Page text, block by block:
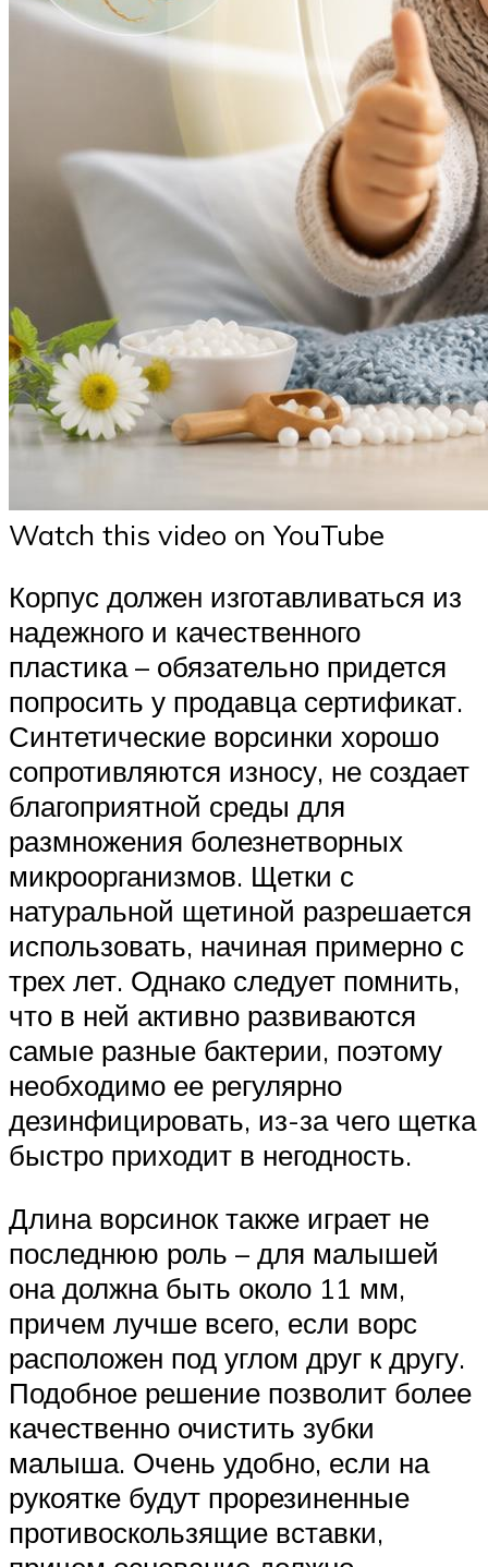
Watch this video on YouTube
Корпус должен изготавливаться из
надежного и качественного
пластика – обязательно придется
попросить у продавца сертификат.
Синтетические ворсинки хорошо
сопротивляются износу, не создает
благоприятной среды для
размножения болезнетворных
микроорганизмов. Щетки с
натуральной щетиной разрешается
использовать, начиная примерно с
трех лет. Однако следует помнить,
что в ней активно развиваются
самые разные бактерии, поэтому
необходимо ее регулярно
дезинфицировать, из-за чего щетка
быстро приходит в негодность.
Длина ворсинок также играет не
последнюю роль – для малышей
она должна быть около 11 мм,
причем лучше всего, если ворс
расположен под углом друг к другу.
Подобное решение позволит более
качественно очистить зубки
малыша. Очень удобно, если на
рукоятке будут прорезиненные
противоскользящие вставки,